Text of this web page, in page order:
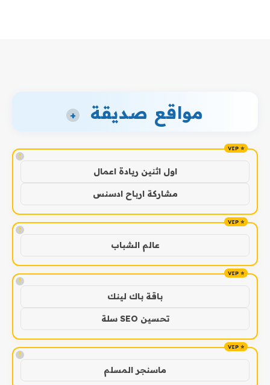
مواقع صديقة +
!
اول اثنين ريادة اعمال
مشاركة ارباح ادسنس
!
عالم الشباب
!
باقة باك لينك
تحسين SEO سلة
!
ماسنجر المسلم